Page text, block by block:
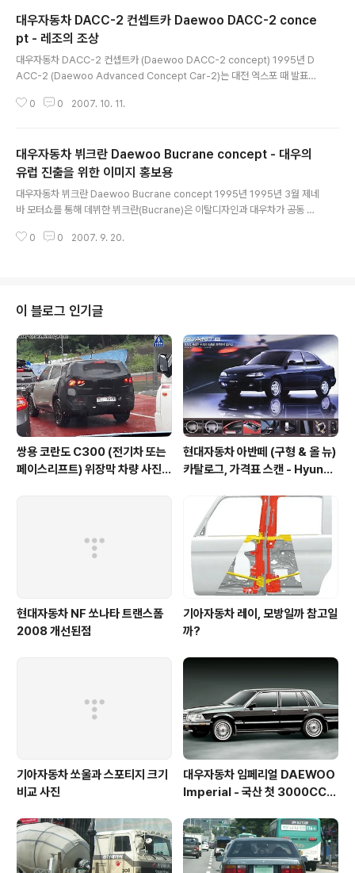
대우자동차 DACC-2 컨셉트카 Daewoo DACC-2 conce
pt - 레조의 조상
대우자동차 DACC-2 컨셉트카 (Daewoo DACC-2 concept) 1995년 D
ACC-2 (Daewoo Advanced Concept Car-2)는 대전 엑스포 때 발표되
었습니다. 1995년 서울모터쇼에 발표한 DACC-2 DACC-1이 MPV 스타일
고대 그리스의 원형 극장에서 착안한 뒷좌석은 높은 시트 레이아웃을 하고 있어
전방시야가 좋고 헤드룸에 여유가 있습니다. 높이는 1.74m. DACC-2는 목업
모델이지만 2도어 4인승 RV로 전기, 휘발유, 하이브리드 등 세가지 ..
0 0 2007. 10. 11.
대우자동차 뷔크란 Daewoo Bucrane concept - 대우의
유럽 진출을 위한 이미지 홍보용
대우자동차 뷔크란 Daewoo Bucrane concept 1995년 1995년 3월 제네
바 모터쇼를 통해 데뷔한 뷔크란(Bucrane)은 이탈디자인과 대우차가 공동 디
진출을 앞두었던 대우의 이미지 홍보를 위한 모델로 이후 본격적으로 사용되었
다. 은색으로 이루어진 유려한 보디는 미래지향적인 느낌과 복고풍의 조화로 모
터쇼에서 호평을 받았다고 하며 유럽에서 판매되는 씨에로와 에스페로에 달린
새로운 대우 엠블렘을 달고..
0 0 2007. 9. 20.
이 블로그 인기글
쌍용 코란도 C300 (전기차 또는
페이스리프트) 위장막 차량 사진 -
현대자동차 아반떼 (구형 & 올 뉴)
카탈로그, 가격표 스캔 - Hyunda
현대자동차 NF 쏘나타 트랜스폼
2008 개선된점
기아자동차 레이, 모방일까 참고일
까?
기아자동차 쏘울과 스포티지 크기
비교 사진
대우자동차 임페리얼 DAEWOO
Imperial - 국산 첫 3000CC